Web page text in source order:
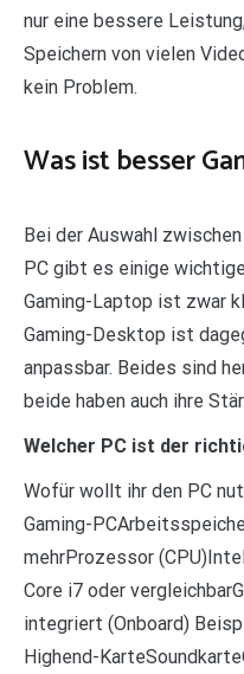
nur eine bessere
Speichern von vielen
kein Problem.
Was ist besser
Bei der Auswahl
PC gibt es einige
Gaming-Laptop ist zwar
Gaming-Desktop ist
anpassbar. Beides sind
beide haben auch ihre
Welcher PC ist der
Wofür wollt ihr den PC
Gaming-
mehrProzessor
Core i7 oder
integriert (Onboard)
Highend-